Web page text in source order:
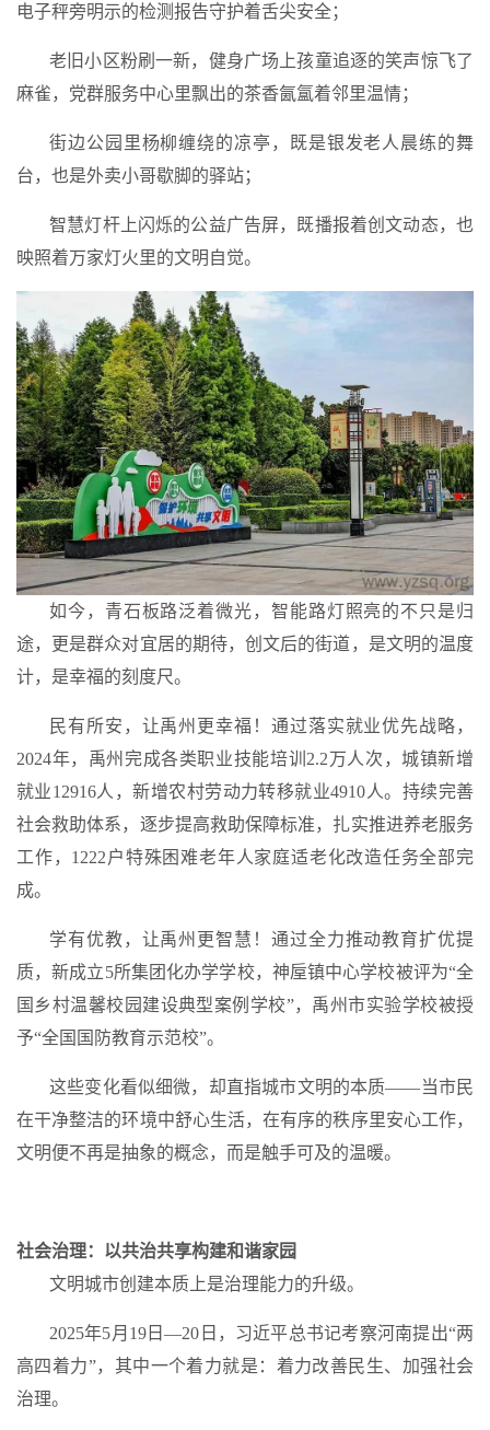
电子秤旁明示的检测报告守护着舌尖安全；
老旧小区粉刷一新，健身广场上孩童追逐的笑声惊飞了
麻雀，党群服务中心里飘出的茶香氤氲着邻里温情；
街边公园里杨柳缠绕的凉亭，既是银发老人晨练的舞
台，也是外卖小哥歇脚的驿站；
智慧灯杆上闪烁的公益广告屏，既播报着创文动态，也
映照着万家灯火里的文明自觉。
如今，青石板路泛着微光，智能路灯照亮的不只是归
途，更是群众对宜居的期待，创文后的街道， 是文明的温度
计，是幸福的刻度尺。
民有所安，让禹州更幸福！ 通过落实就业优先战略，
2024年，禹州完成各类职业技能培训2.2万人次，城镇新增
就业12916人，新增农村劳动力转移就业4910人。持续完善
社会救助体系，逐步提高救助保障标准，扎实推进养老服务
工作，1222户特殊困难老年人家庭适老化改造任务全部完
成。
学有优教，让禹州更智慧！ 通过全力推动教育扩优提
质，新成立5所集团化办学学校，神垕镇中心学校被评为“全
国乡村温馨校园建设典型案例学校”，禹州市实验学校被授
予“全国国防教育示范校”。
这些变化看似细微，却直指城市文明的本质——当市民
在干净整洁的环境中舒心生活，在有序的秩序里安心工作，
文明便不再是抽象的概念，而是触手可及的温暖。
社会治理：以共治共享构建和谐家园
文明城市创建本质上是治理能力的升级。
2025年5月19日—20日，习近平总书记考察河南提出“两
高四着力”，其中一个着力就是：着力改善民生、 加强社会
治理。